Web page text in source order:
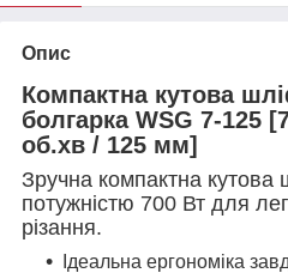
Опис
Компактна кутова
болгарка WSG 7-125
об.хв / 125 мм]
Зручна компактна
потужністю 700 Вт для
різання.
Ідеальна ергономіка